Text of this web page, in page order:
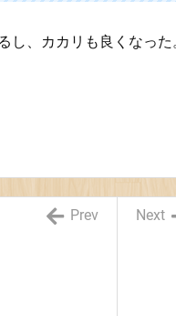
し、カカリも良くなった
Next
Prev